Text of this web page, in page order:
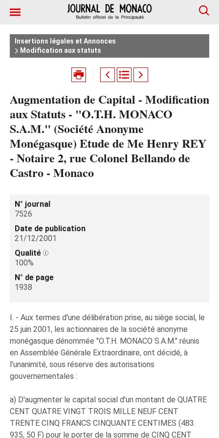
Insertions légales et Annonces
Modification aux statuts
Augmentation de Capital - Modification
aux Statuts - "O.T.H. MONACO
S.A.M." (Société Anonyme
Monégasque) Etude de Me Henry REY
- Notaire 2, rue Colonel Bellando de
Castro - Monaco
N° journal
7526
Date de publication
21/12/2001
Qualité
100%
N° de page
1938
I. - Aux termes d'une délibération prise, au siège social, le
25 juin 2001, les actionnaires de la société anonyme
monégasque dénommée "O.T.H. MONACO S.A.M." réunis
en Assemblée Générale Extraordinaire, ont décidé, à
l'unanimité, sous réserve des autorisations
gouvernementales :
a) D'augmenter le capital social d'un montant de QUATRE
CENT QUATRE VINGT TROIS MILLE NEUF CENT
TRENTE CINQ FRANCS CINQUANTE CENTIMES (483.
935, 50 F) pour le porter de la somme de CINQ CENT